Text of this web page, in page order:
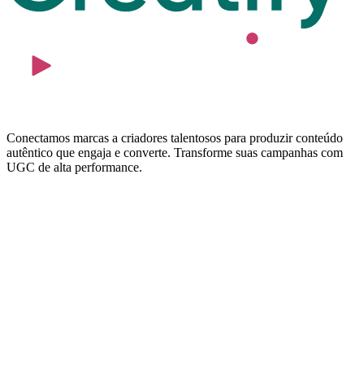
Conectamos marcas a criadores talentosos para produzir conteúdo
autêntico que engaja e converte. Transforme suas campanhas com
UGC de alta performance.